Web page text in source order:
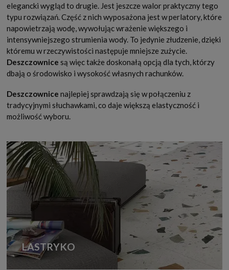
elegancki wygląd to drugie. Jest jeszcze walor praktyczny tego
typu rozwiązań. Część z nich wyposażona jest w perlatory, które
napowietrzają wodę, wywołując wrażenie większego i
intensywniejszego strumienia wody. To jedynie złudzenie, dzięki
któremu w rzeczywistości następuje mniejsze zużycie.
Deszczownice są więc także doskonałą opcją dla tych, którzy
dbają o środowisko i wysokość własnych rachunków.
Deszczownice najlepiej sprawdzają się w połączeniu z
tradycyjnymi słuchawkami, co daje większą elastyczność i
możliwość wyboru.
LASTRYKO